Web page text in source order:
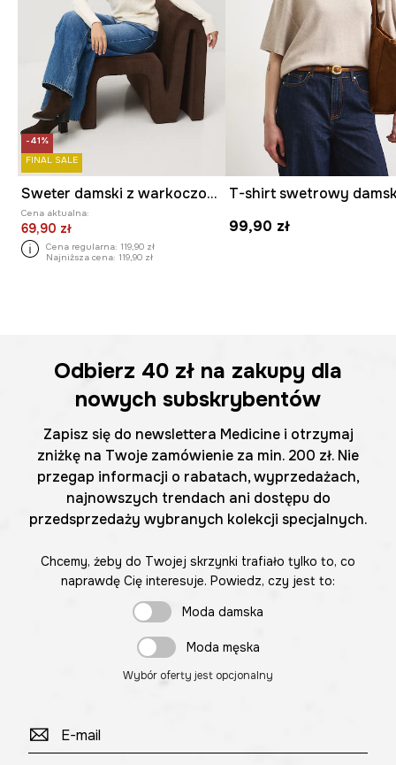
-41%
FINAL SALE
Sweter damski z warkoczowym splotem
Cena aktualna:
69,90 zł
Cena regularna: 119,90 zł
Najniższa cena: 119,90 zł
99,90 zł
Odbierz 40 zł na zakupy dla
nowych subskrybentów
Zapisz się do newslettera Medicine i otrzymaj
zniżkę na Twoje zamówienie za min. 200 zł. Nie
przegap informacji o rabatach, wyprzedażach,
najnowszych trendach ani dostępu do
przedsprzedaży wybranych kolekcji specjalnych.
Chcemy, żeby do Twojej skrzynki trafiało tylko to, co
naprawdę Cię interesuje. Powiedz, czy jest to:
Moda damska
Moda męska
Wybór oferty jest opcjonalny